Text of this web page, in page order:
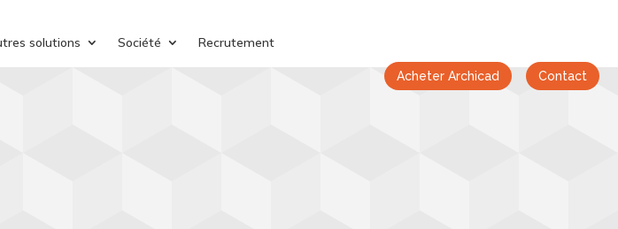
solutions Société Recrutement
Acheter Archicad Contact